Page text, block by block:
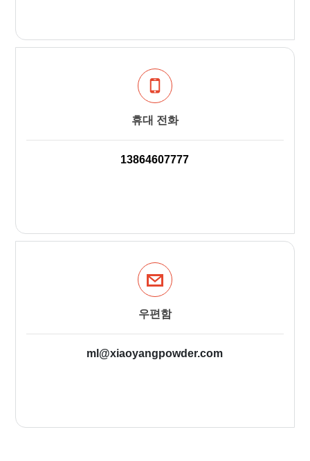
휴대 전화
13864607777
우편함
ml@xiaoyangpowder.com